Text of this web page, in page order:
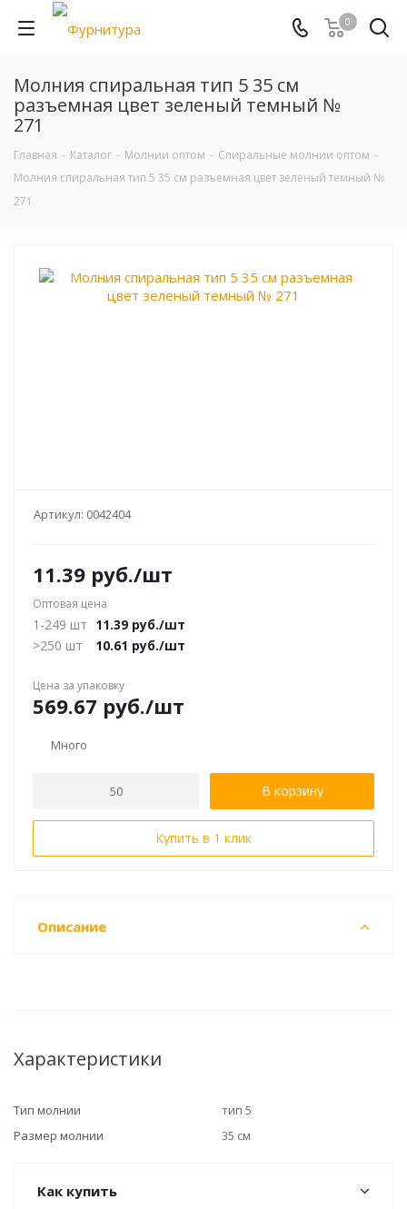
0
Молния спиральная тип 5 35 см
разъемная цвет зеленый темный №
271
Главная - Каталог - Молнии оптом - Спиральные молнии оптом -
Молния спиральная тип 5 35 см разъемная цвет зеленый темный №
271
Артикул: 0042404
11.39 руб./шт
Оптовая цена
1-249 шт 11.39 руб./шт
>250 шт
10.61 руб./шт
Цена за упаковку
569.67 руб./шт
Много
В корзину
Купить в 1 клик
Описание
Характеристики
Тип молнии
тип 5
Размер молнии
35 см
Как купить